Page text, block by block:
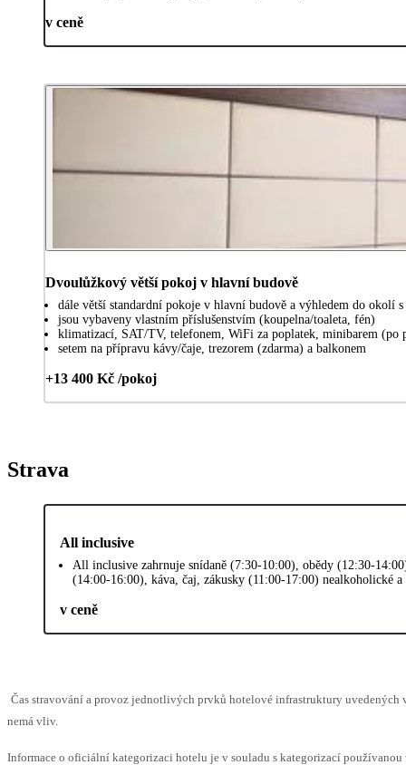
v ceně
Dvoulůžkový větší pokoj v hlavní budově
dále větší standardní pokoje v hlavní budově a výhledem do okolí
jsou vybaveny vlastním příslušenstvím (koupelna/toaleta, fén)
klimatizací, SAT/TV, telefonem, WiFi za poplatek, minibarem (po
setem na přípravu kávy/čaje, trezorem (zdarma) a balkonem
+13 400 Kč /pokoj
Strava
All inclusive
All inclusive zahrnuje snídaně (7:30-10:00), obědy (12:30-
(14:00-16:00), káva, čaj, zákusky (11:00-17:00) nealkoholické
v ceně
Čas stravování a provoz jednotlivých prvků hotelové infrastruktury uvedených
nemá vliv.
Informace o oficiální kategorizaci hotelu je v souladu s kategorizací